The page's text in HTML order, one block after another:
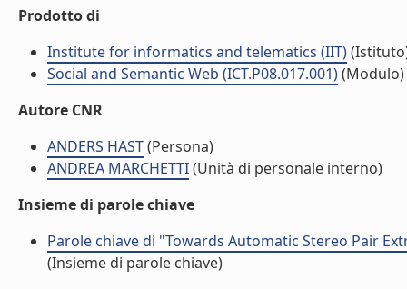
Prodotto di
Institute for informatics and telematics (IIT)
Social and Semantic Web (ICT.P08.017.001)(Modulo)
Autore CNR
ANDERS HAST(Persona)
ANDREA MARCHETTI(Unità di personale interno)
Insieme di parole chiave
Parole chiave di "Towards Automatic Stereo Pair
(Insieme di parole chiave)